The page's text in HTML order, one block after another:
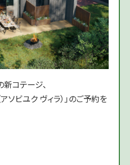
コテージ、
ソビユク ヴィラ）」のご予約を